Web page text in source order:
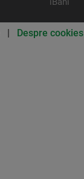
| Despre cookies